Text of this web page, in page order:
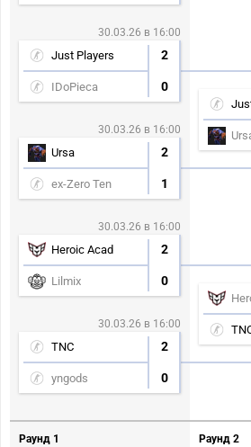
30.03.26 в 16:00
Just Players 2
IDoPieca 0
30.03.26 в 16:00
Ursa 2
ex-Zero Ten 1
30.03.26 в 16:00
Heroic Acad 2
Lilmix 0
30.03.26 в 16:00
TNC 2
yngods 0
Раунд 1
Раунд 2